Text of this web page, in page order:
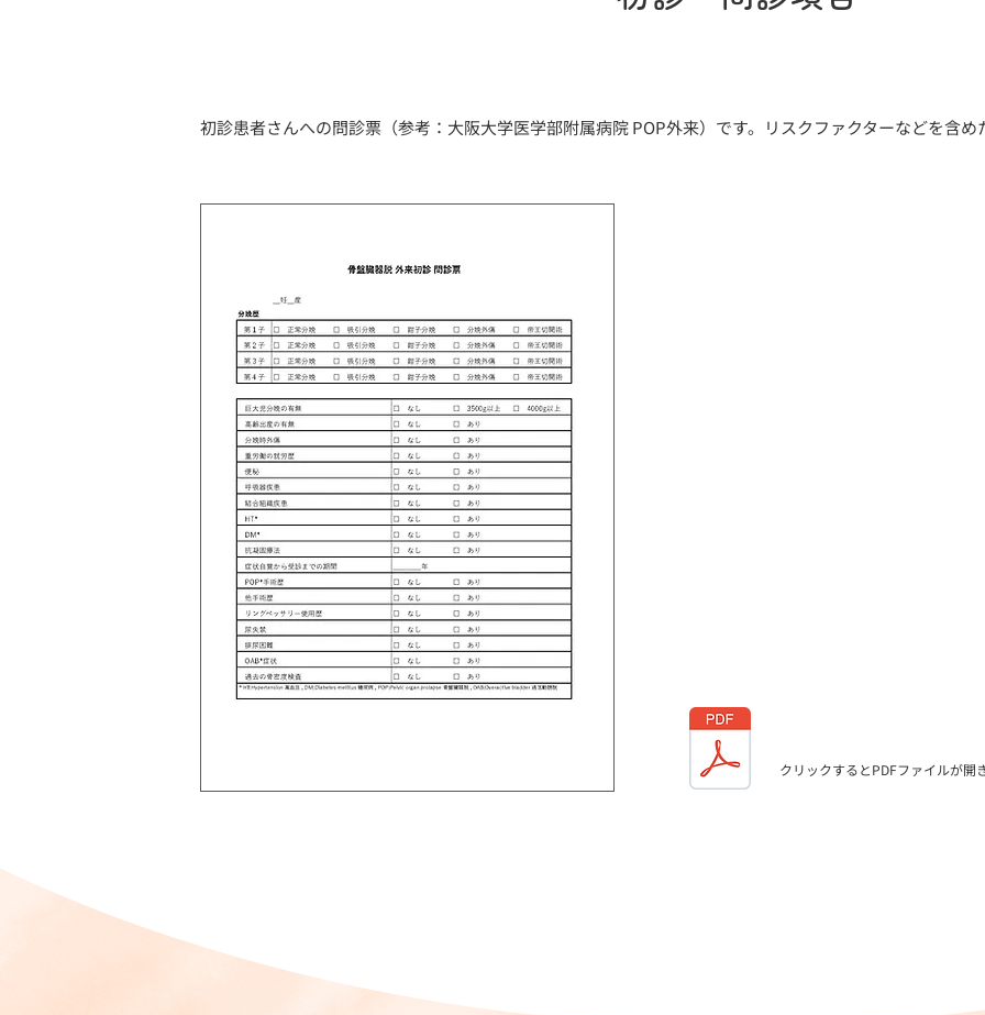
初診患者さんへの問診票（参考：大阪大学医学部附属病院 POP外来）です。リスクファクターなどを含め
クリックするとPDFファイルが開